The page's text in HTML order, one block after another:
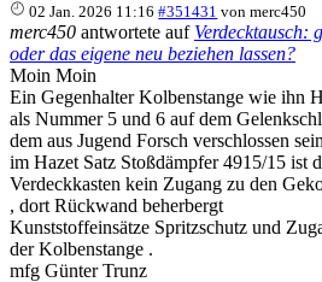
02 Jan. 2026 11:16 #351431 vonmerc450
merc450 antwortete auf Verdecktausch:
oder das eigene neu beziehen lassen?
Moin Moin
Ein Gegenhalter Kolbenstange wie ihn
als Nummer 5 und 6 auf dem
dem aus Jugend Forsch verschlossen sein
im Hazet Satz Stoßdämpfer 4915/15 ist
Verdeckkasten kein Zugang zu den
, dort Rückwand beherbergt
Kunststoffeinsätze Spritzschutz und
der Kolbenstange .
mfg Günter Trunz